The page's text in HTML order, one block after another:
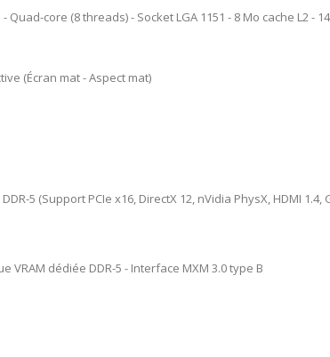
Quad-core (8 threads) - Socket LGA 1151 - 8 Mo cache L2
(Écran mat - Aspect mat)
5 (Support PCIe x16, DirectX 12, nVidia PhysX, HDMI
dédiée DDR-5 - Interface MXM 3.0 type B